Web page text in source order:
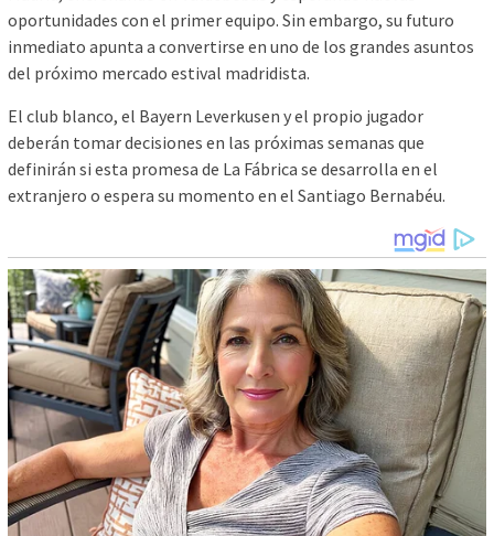
oportunidades con el primer equipo. Sin embargo, su futuro
inmediato apunta a convertirse en uno de los grandes asuntos
del próximo mercado estival madridista.
El club blanco, el Bayern Leverkusen y el propio jugador
deberán tomar decisiones en las próximas semanas que
definirán si esta promesa de La Fábrica se desarrolla en el
extranjero o espera su momento en el Santiago Bernabéu.